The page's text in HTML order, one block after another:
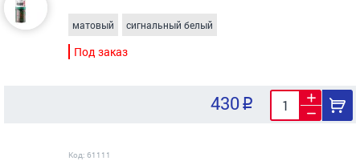
матовый сигнальный белый
Под заказ
430
Код: 61111